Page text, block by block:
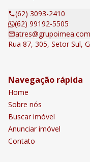
(62) 3093-2410
(62) 99192-5505
Rua 87, 305, Setor Sul,
Navegação rápida
Home
Sobre nós
Buscar imóvel
Anunciar imóvel
Contato